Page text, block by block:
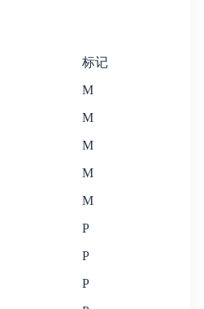
标记
M
M
M
M
M
P
P
P